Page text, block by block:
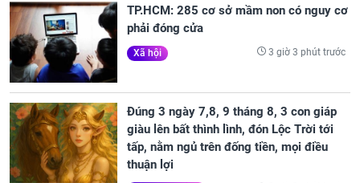
TP.HCM: 285 cơ sở mầm non có nguy cơ
phải đóng cửa
Xã hội 3 giờ 3 phút trước
Đúng 3 ngày 7,8, 9 tháng 8, 3 con giáp
giàu lên bất thình lình, đón Lộc Trời tới
tấp, nằm ngủ trên đống tiền, mọi điều
thuận lợi